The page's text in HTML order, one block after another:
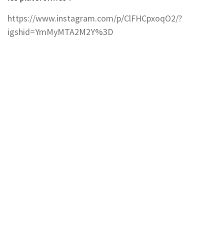
https://www.instagram.com/p/ClFHCpxoqO2/?
igshid=YmMyMTA2M2Y%3D